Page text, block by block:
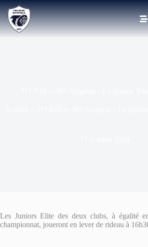
Les Juniors Elite des deux clubs, à égalité
championnat, joueront en lever de rideau à